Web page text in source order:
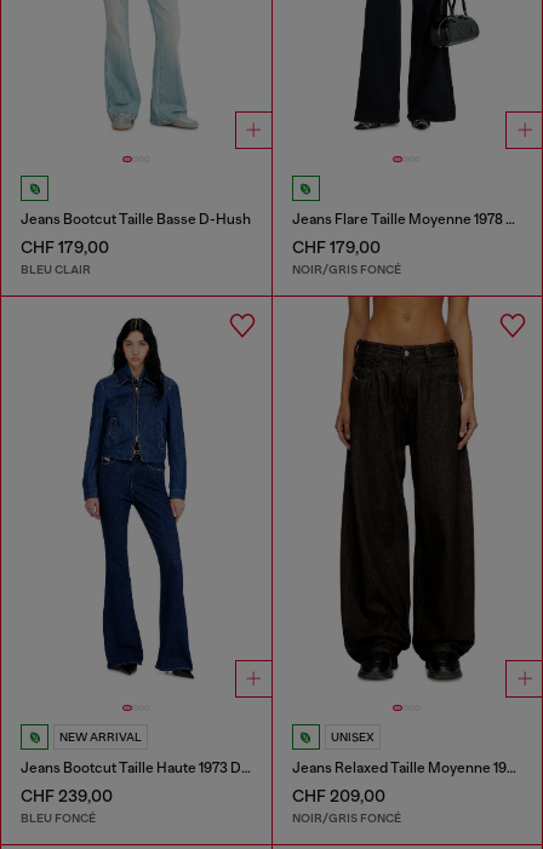
Jeans Bootcut Taille Basse D-Hush
CHF 179,00
BLEU CLAIR
Jeans Flare Taille Moyenne 1978 D-Akemi
CHF 179,00
NOIR/GRIS FONCÉ
NEW ARRIVAL
Jeans Bootcut Taille Haute 1973 D-Partt
CHF 239,00
BLEU FONCÉ
UNISEX
Jeans Relaxed Taille Moyenne 1997 D-Enim-M
CHF 209,00
NOIR/GRIS FONCÉ